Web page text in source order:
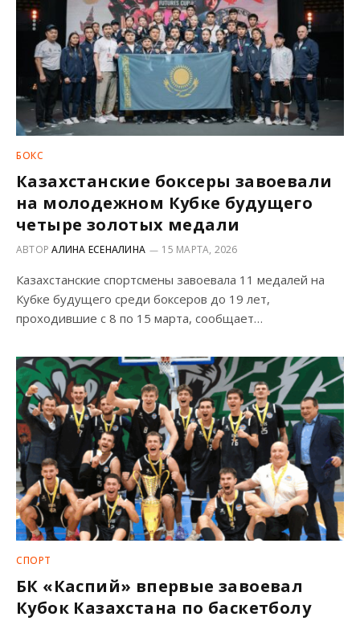
БОКС
Казахстанские боксеры завоевали
на молодежном Кубке будущего
четыре золотых медали
АВТОРАЛИНА ЕСЕНАЛИНА 15 МАРТА, 2026
Казахстанские спортсмены завоевала 11 медалей на
Кубке будущего среди боксеров до 19 лет,
проходившие с 8 по 15 марта, сообщает…
СПОРТ
БК «Каспий» впервые завоевал
Кубок Казахстана по баскетболу